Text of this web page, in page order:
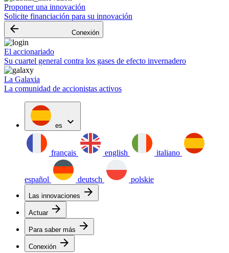
Proponer una innovación
Solicite financiación para su innovación
arrow_backward Conexión
El accionariado
Su cuartel general contra los gases de efecto invernadero
La Galaxia
La comunidad de accionistas activos
es expand_more
français english italiano
español deutsch polskie
Las innovaciones arrow_forward
Actuar arrow_forward
Para saber más arrow_forward
Conexión arrow_forward